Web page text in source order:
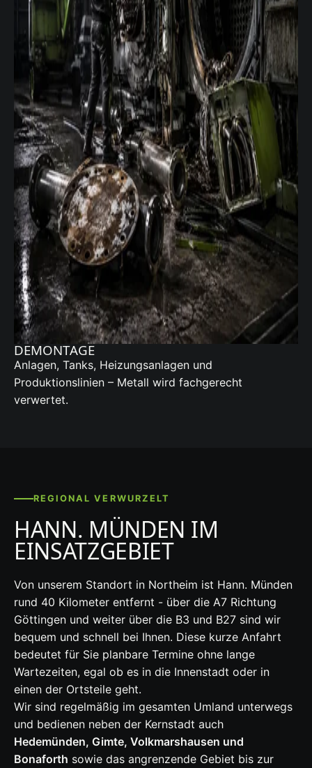
DEMONTAGE
Anlagen, Tanks, Heizungsanlagen und
Produktionslinien – Metall wird fachgerecht
verwertet.
REGIONAL VERWURZELT
HANN. MÜNDEN IM
EINSATZGEBIET
Von unserem Standort in Northeim ist Hann. Münden
rund 40 Kilometer entfernt - über die A7 Richtung
Göttingen und weiter über die B3 und B27 sind wir
bequem und schnell bei Ihnen. Diese kurze Anfahrt
bedeutet für Sie planbare Termine ohne lange
Wartezeiten, egal ob es in die Innenstadt oder in
einen der Ortsteile geht.
Wir sind regelmäßig im gesamten Umland unterwegs
und bedienen neben der Kernstadt auch
Hedemünden, Gimte, Volkmarshausen und
Bonaforth sowie das angrenzende Gebiet bis zur